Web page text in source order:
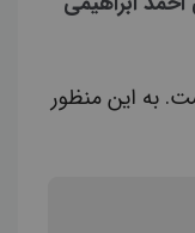
به این منظور